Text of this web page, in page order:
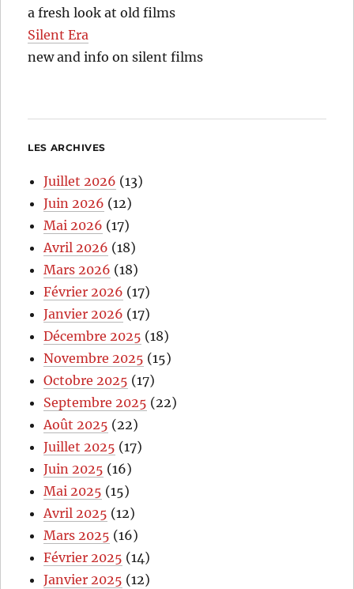
a fresh look at old films
Silent Era
new and info on silent films
LES ARCHIVES
Juillet 2026 (13)
Juin 2026 (12)
Mai 2026 (17)
Avril 2026 (18)
Mars 2026 (18)
Février 2026 (17)
Janvier 2026 (17)
Décembre 2025 (18)
Novembre 2025 (15)
Octobre 2025 (17)
Septembre 2025 (22)
Août 2025 (22)
Juillet 2025 (17)
Juin 2025 (16)
Mai 2025 (15)
Avril 2025 (12)
Mars 2025 (16)
Février 2025 (14)
Janvier 2025 (12)